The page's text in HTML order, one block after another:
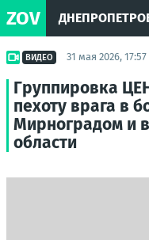
ZOV
ВИДЕО 31 мая 2026, 17:57
Группировка
пехоту врага в
Мирноградом и
области